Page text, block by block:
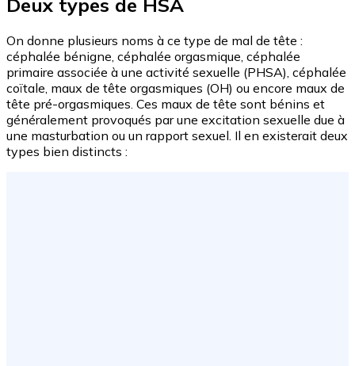
Deux types de HSA
On donne plusieurs noms à ce type de mal de tête :
céphalée bénigne, céphalée orgasmique, céphalée
primaire associée à une activité sexuelle (PHSA), céphalée
coïtale, maux de tête orgasmiques (OH) ou encore maux de
tête pré-orgasmiques. Ces maux de tête sont bénins et
généralement provoqués par une excitation sexuelle due à
une masturbation ou un rapport sexuel. Il en existerait deux
types bien distincts :